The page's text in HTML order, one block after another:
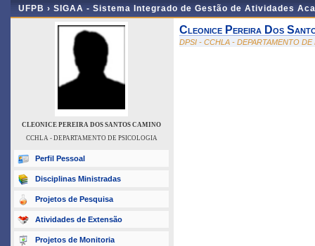
UFPB › SIGAA - Sistema Integrado de Gestão de Atividades
CLEONICE PEREIRA DOS SANTOS CAMINO
CCHLA - DEPARTAMENTO DE PSICOLOGIA
Perfil Pessoal
Disciplinas Ministradas
Projetos de Pesquisa
Atividades de Extensão
Projetos de Monitoria
Cleonice Pereira Dos
DPSI - CCHLA - DEPARTAMENTO